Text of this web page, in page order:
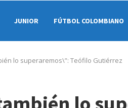
JUNIOR FÚTBOL COLOMBIANO
lo superaremos\”: Teófilo Gutiérrez